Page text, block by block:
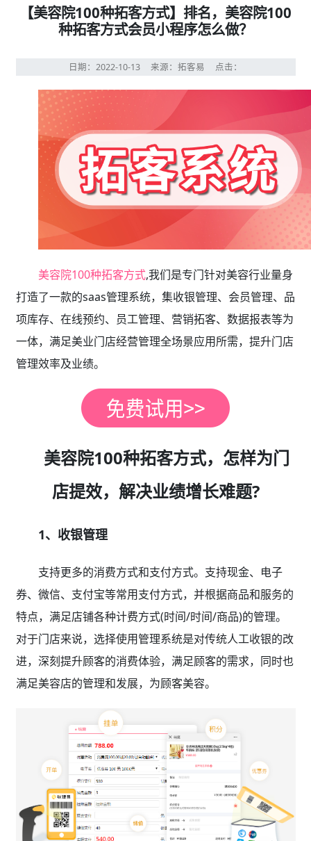
【美容院100种拓客方式】排名，美容院100
种拓客方式会员小程序怎么做？
日期：2022-10-13 来源：拓客易 点击：
美容院100种拓客方式,我们是专门针对美容行业量身
打造了一款的saas管理系统，集收银管理、会员管理、品
项库存、在线预约、员工管理、营销拓客、数据报表等为
一体，满足美业门店经营管理全场景应用所需，提升门店
管理效率及业绩。
美容院100种拓客方式，怎样为门
店提效，解决业绩增长难题?
1、收银管理
支持更多的消费方式和支付方式。支持现金、电子
券、微信、支付宝等常用支付方式，并根据商品和服务的
特点，满足店铺各种计费方式(时间/时间/商品)的管理。
对于门店来说，选择使用管理系统是对传统人工收银的改
进，深刻提升顾客的消费体验，满足顾客的需求，同时也
满足美容店的管理和发展，为顾客美容。